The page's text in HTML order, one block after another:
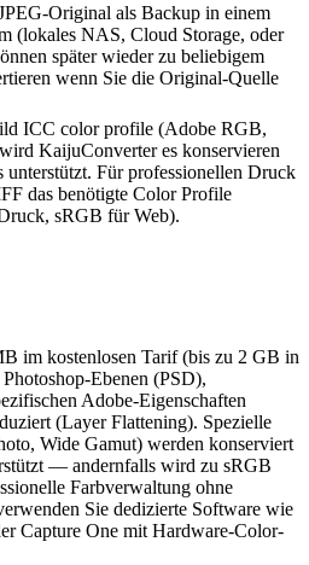
Original als Backup in einem
(lokales NAS, Cloud Storage, oder
später wieder zu beliebigem
wenn Sie die Original-Quelle
ICC color profile (Adobe RGB,
KaijuConverter es konservieren
unterstützt. Für professionellen Druck
das benötigte Color Profile
sRGB für Web).
im kostenlosen Tarif (bis zu 2 GB in
Ebenen (PSD),
Adobe-Eigenschaften
(Layer Flattening). Spezielle
Wide Gamut) werden konserviert
— andernfalls wird zu sRGB
Farbverwaltung ohne
Sie dedizierte Software wie
Capture One mit Hardware-Color-